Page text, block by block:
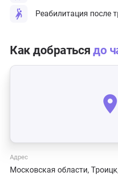
Реабилитация после
Как добратьсядо
Адрес
Московская области,